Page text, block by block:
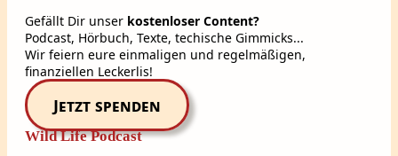
Gefällt Dir unser kostenloser Content?
Podcast, Hörbuch, Texte, techische Gimmicks...
Wir feiern eure einmaligen und regelmäßigen,
finanziellen Leckerlis!
Jetzt spenden
Wild Life Podcast